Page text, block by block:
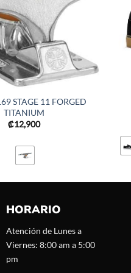
STAGE 11 FORGED
TITANIUM
₡12,900
HORARIO
Atención de Lunes a
Viernes: 8:00 am a 5:00
pm